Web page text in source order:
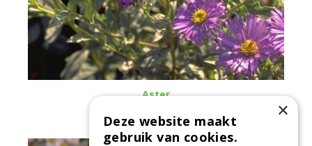
Aster
×
Deze website maakt
gebruik van cookies.